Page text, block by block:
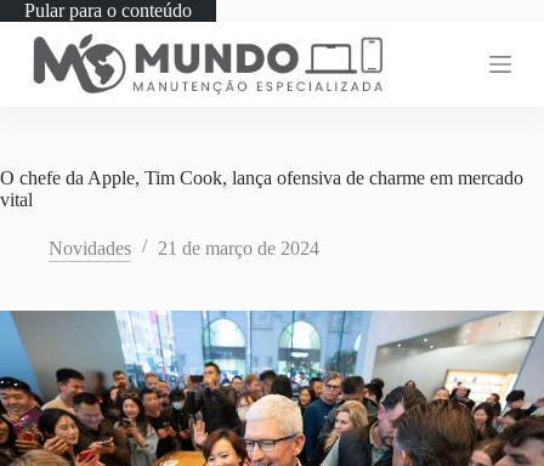
Pular para o conteúdo
O chefe da Apple, Tim Cook, lança ofensiva de charme em mercado
vital
Novidades 21 de março de 2024